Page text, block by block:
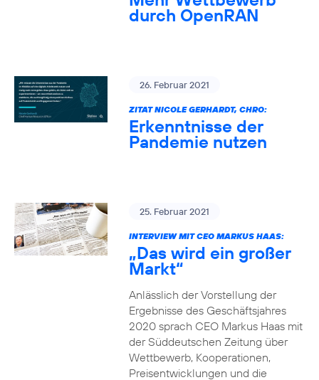
durch OpenRAN
26. Februar 2021
ZITAT NICOLE GERHARDT, CHRO:
Erkenntnisse der
Pandemie nutzen
25. Februar 2021
INTERVIEW MIT CEO MARKUS HAAS:
„Das wird ein großer
Markt“
Anlässlich der Vorstellung der
Ergebnisse des Geschäftsjahres
2020 sprach CEO Markus Haas mit
der Süddeutschen Zeitung über
Wettbewerb, Kooperationen,
Preisentwicklungen und die